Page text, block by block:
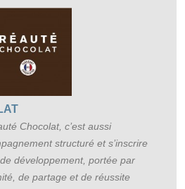
Chocolat, c’est aussi
structuré et s’inscrire
développement, portée par
de partage et de réussite